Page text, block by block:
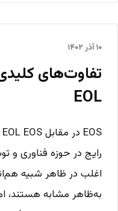
۱۰ آذر ۱۴۰۲
EOL
رایج در حوزه فناوری و
اغلب در ظاهر شبیه
به‌ظاهر مشابه هستند،